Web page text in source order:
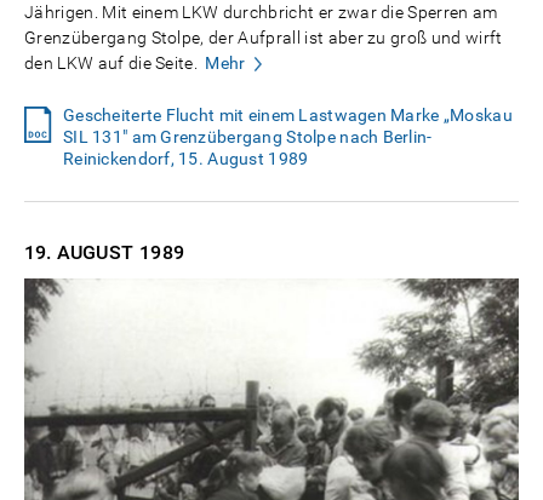
Jährigen. Mit einem LKW durchbricht er zwar die Sperren am
Grenzübergang Stolpe, der Aufprall ist aber zu groß und wirft
den LKW auf die Seite.
Mehr
Gescheiterte Flucht mit einem Lastwagen Marke „Moskau
SIL 131" am Grenzübergang Stolpe nach Berlin-
Reinickendorf, 15. August 1989
19. AUGUST 1989